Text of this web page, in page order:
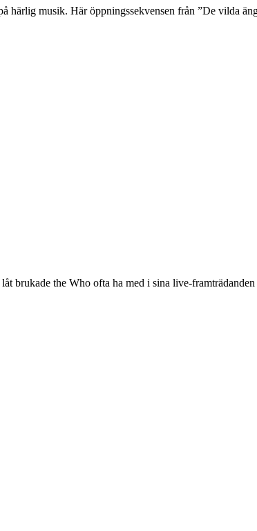
härlig musik. Här öppningssekvensen från ”De vilda
the Who ofta ha med i sina live-